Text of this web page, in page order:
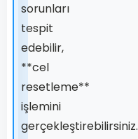
sorunları
tespit
edebilir,
**cel
resetleme**
işlemini
gerçekleştirebilirsiniz.